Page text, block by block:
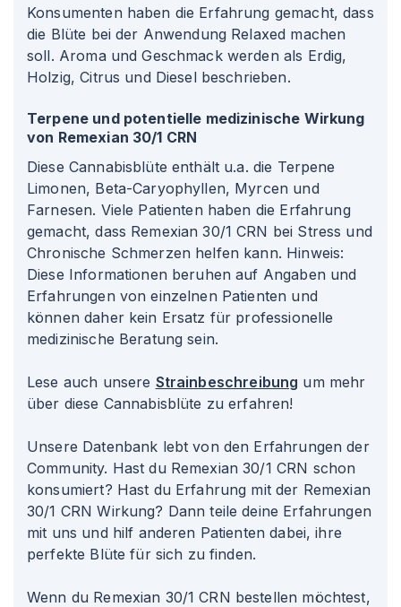
Konsumenten haben die Erfahrung gemacht, dass
die Blüte bei der Anwendung Relaxed machen
soll. Aroma und Geschmack werden als Erdig,
Holzig, Citrus und Diesel beschrieben.
Terpene und potentielle medizinische Wirkung
von Remexian 30/1 CRN
Diese Cannabisblüte enthält u.a. die Terpene
Limonen, Beta-Caryophyllen, Myrcen und
Farnesen. Viele Patienten haben die Erfahrung
gemacht, dass Remexian 30/1 CRN bei Stress und
Chronische Schmerzen helfen kann. Hinweis:
Diese Informationen beruhen auf Angaben und
Erfahrungen von einzelnen Patienten und
können daher kein Ersatz für professionelle
medizinische Beratung sein.
Lese auch unsere Strainbeschreibung um mehr
über diese Cannabisblüte zu erfahren!
Unsere Datenbank lebt von den Erfahrungen der
Community. Hast du Remexian 30/1 CRN schon
konsumiert? Hast du Erfahrung mit der Remexian
30/1 CRN Wirkung? Dann teile deine Erfahrungen
mit uns und hilf anderen Patienten dabei, ihre
perfekte Blüte für sich zu finden.
Wenn du Remexian 30/1 CRN bestellen möchtest,